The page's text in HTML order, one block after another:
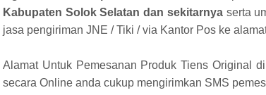
Kabupaten Solok Selatan dan sekitarnyaserta
jasa pengiriman JNE / Tiki / via Kantor Pos ke
Alamat Untuk Pemesanan Produk Tiens Original
secara Online anda cukup mengirimkan SMS